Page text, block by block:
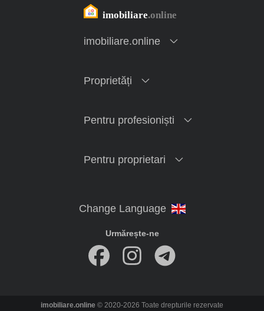
imobiliare.online
Proprietăți
Pentru profesioniști
Pentru proprietari
Urmărește-ne
imobiliare.online © 2020-2026 Toate drepturile rezervate